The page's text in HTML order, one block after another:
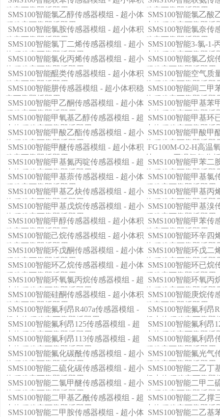
稳定可靠即插即用
稳定可靠即插即用
SMS100智能氯乙醇传感器模组 - 超小体
积稳定可靠即插即用
SMS100智能氯乙酸
小体积稳定可靠即插
SMS100智能氯胺传感器模组 - 超小体积
稳定可靠即插即用
SMS100智能氯奈传
稳定可靠即插即用
SMS100智能氯丁二烯传感器模组 - 超小
体积稳定可靠即插即用
SMS100智能3-氯-1-
小体积稳定可靠即插
SMS100智能氯化丙烯传感器模组 - 超小
体积稳定可靠即插即用
SMS100智能氯乙烷
积稳定可靠即插即用
SMS100智能醌类传感器模组 - 超小体积
稳定可靠即插即用
SMS100智能空气质
体积稳定可靠即插即
SMS100智能肼传感器模组 - 超小体积稳
定可靠即插即用
SMS100智能间二甲
体积稳定可靠即插即
SMS100智能甲乙酮传感器模组 - 超小体
积稳定可靠即插即用
SMS100智能甲基苯
小体积稳定可靠即插
SMS100智能甲氧基乙醇传感器模组 - 超
小体积稳定可靠即插即用
SMS100智能甲基环
小体积稳定可靠即插
SMS100智能甲酸乙酯传感器模组 - 超小
体积稳定可靠即插即用
SMS100智能甲酸甲
体积稳定可靠即插即
SMS100智能甲醚传感器模组 - 超小体积
稳定可靠即插即用
FG100M-O2-H高温
持320°C工况氧气分析
SMS100智能甲基氮丙啶传感器模组 - 超
小体积稳定可靠即插即用
SMS100智能甲苯二
体积稳定可靠即插即
SMS100智能甲基萘传感器模组 - 超小体
积稳定可靠即插即用
SMS100智能甲基氯
积稳定可靠即插即用
SMS100智能甲基乙炔传感器模组 - 超小
体积稳定可靠即插即用
SMS100智能甲基丙
体积稳定可靠即插即
SMS100智能甲基戊烷传感器模组 - 超小
体积稳定可靠即插即用
SMS100智能甲基溴
积稳定可靠即插即用
SMS100智能甲醇传感器模组 - 超小体积
稳定可靠即插即用
SMS100智能甲苯传
稳定可靠即插即用
SMS100智能己烷传感器模组 - 超小体积
稳定可靠即插即用
SMS100智能环辛四
体积稳定可靠即插即
SMS100智能环戊酮传感器模组 - 超小体
积稳定可靠即插即用
SMS100智能环戊二
体积稳定可靠即插即
SMS100智能环乙烷传感器模组 - 超小体
积稳定可靠即插即用
SMS100智能环已烷
积稳定可靠即插即用
SMS100智能环氧氯丙烷传感器模组 - 超
小体积稳定可靠即插即用
SMS100智能环氧丙
体积稳定可靠即插即
SMS100智能硅酮传感器模组 - 超小体积
稳定可靠即插即用
SMS100智能庚烷传
稳定可靠即插即用
SMS100智能氟利昂R407a传感器模组 -
超小体积稳定可靠即插即用
SMS100智能氟利昂
超小体积稳定可靠即
SMS100智能氟利昂125传感器模组 - 超
小体积稳定可靠即插即用
SMS100智能氟利昂
小体积稳定可靠即插
SMS100智能氟利昂113传感器模组 - 超
小体积稳定可靠即插即用
SMS100智能氟利昂
积稳定可靠即插即用
SMS100智能氟化碳酰传感器模组 - 超小
体积稳定可靠即插即用
SMS100智能氟光气
积稳定可靠即插即用
SMS100智能二硫化碳传感器模组 - 超小
体积稳定可靠即插即用
SMS100智能二乙丁
超小体积稳定可靠即
SMS100智能二氯甲醚传感器模组 - 超小
体积稳定可靠即插即用
SMS100智能二甲二
体积稳定可靠即插即
SMS100智能二甲基乙酰传感器模组 - 超
小体积稳定可靠即插即用
SMS100智能二乙撑
小体积稳定可靠即插
SMS100智能二甲胺传感器模组 - 超小体 SMS100智能二乙基